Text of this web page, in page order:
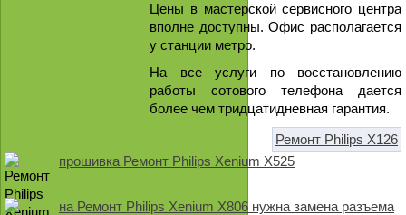
Цены в мастерской сервисного центра
вполне доступны. Офис располагается
у станции метро.
На все услуги по восстановлению
работы сотового телефона дается
более чем тридцатидневная гарантия.
Ремонт Philips X126
прошивка Ремонт Philips Xenium X525
на Ремонт Philips Xenium X806 нужна замена разъема